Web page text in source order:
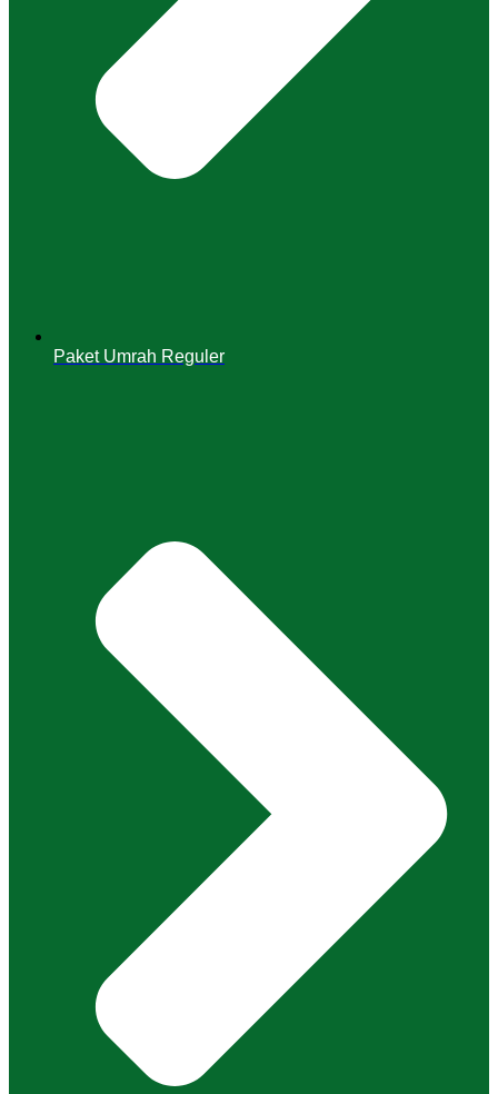
Paket Umrah Reguler